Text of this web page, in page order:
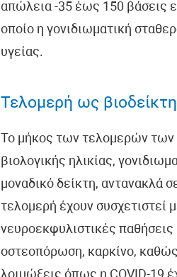
απώλεια -35 έως 150 βάσεις
οποίο η γονιδιωματική
υγείας.
Τελομερή ως
Το μήκος των τελομερών των
βιολογικής ηλικίας,
μοναδικό δείκτη, αντανακλά
τελομερή έχουν συσχετιστεί
νευροεκφυλιστικές
οστεοπόρωση, καρκίνο, καθώς